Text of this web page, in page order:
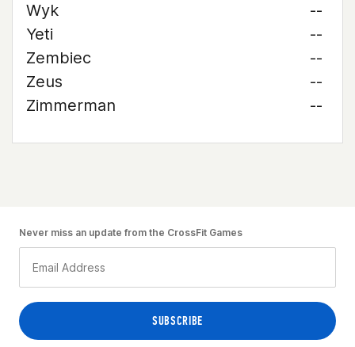
Wyk
--
Yeti
--
Zembiec
--
Zeus
--
Zimmerman
--
Never miss an update from the CrossFit Games